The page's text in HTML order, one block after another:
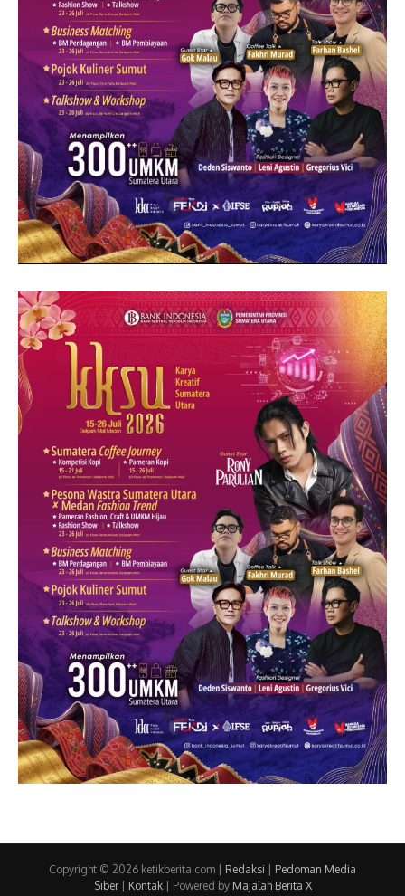
Copyright © 2026 ketikberita.com | Redaksi
Pedoman Media
Siber| Kontak| Powered by Majalah Berita X